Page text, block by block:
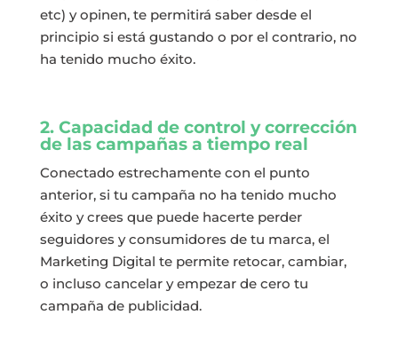
etc) y opinen, te permitirá saber desde el
principio si está gustando o por el contrario, no
ha tenido mucho éxito.
2. Capacidad de control y corrección
de las campañas a tiempo real
Conectado estrechamente con el punto
anterior, si tu campaña no ha tenido mucho
éxito y crees que puede hacerte perder
seguidores y consumidores de tu marca, el
Marketing Digital te permite retocar, cambiar,
o incluso cancelar y empezar de cero tu
campaña de publicidad.